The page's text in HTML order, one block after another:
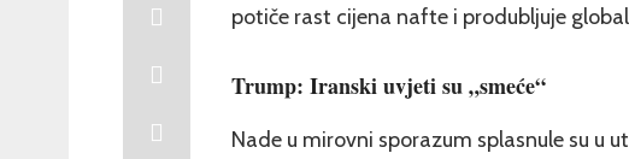
potiče rast cijena nafte i produbljuje
Trump: Iranski uvjeti su „smeće“
Nade u mirovni sporazum splasnule su u